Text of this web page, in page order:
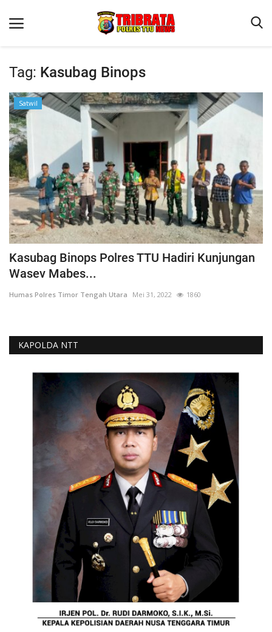
Beranda
Terms & Conditions
Reskrim
Binkam
Lantas
OPINI
Tag: Kasubag Binops
Satwil
Kasubag Binops Polres TTU Hadiri Kunjungan
Wasev Mabes...
Humas Polres Timor Tengah Utara Mei 31, 2022 1860
KAPOLDA NTT